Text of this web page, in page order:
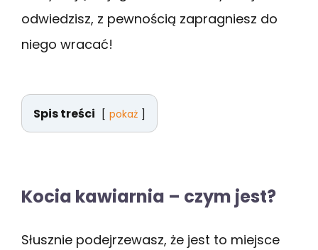
odwiedzisz, z pewnością zapragniesz do
niego wracać!
Spis treści pokaż
Kocia kawiarnia – czym jest?
Słusznie podejrzewasz, że jest to miejsce